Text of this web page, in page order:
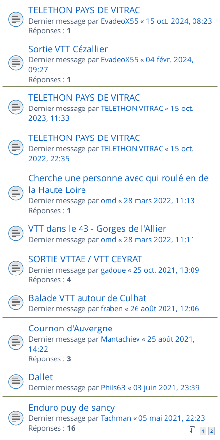
TELETHON PAYS DE VITRAC
Dernier message par EvadeoX55 « 15 oct. 2024, 08:23
Réponses : 1
Sortie VTT Cézallier
Dernier message par EvadeoX55 « 04 févr. 2024,
09:27
Réponses : 1
TELETHON PAYS DE VITRAC
Dernier message par TELETHON VITRAC « 15 oct.
2023, 11:33
TELETHON PAYS DE VITRAC
Dernier message par TELETHON VITRAC « 15 oct.
2022, 22:35
Cherche une personne avec qui roulé en de
la Haute Loire
Dernier message par omd « 28 mars 2022, 11:13
Réponses : 1
VTT dans le 43 - Gorges de l'Allier
Dernier message par omd « 28 mars 2022, 11:11
SORTIE VTTAE / VTT CEYRAT
Dernier message par gadoue « 25 oct. 2021, 13:09
Réponses : 4
Balade VTT autour de Culhat
Dernier message par fraben « 26 août 2021, 12:06
Cournon d'Auvergne
Dernier message par Mantachiev « 25 août 2021,
14:22
Réponses : 3
Dallet
Dernier message par Phils63 « 03 juin 2021, 23:39
Enduro puy de sancy
Dernier message par Tachman « 05 mai 2021, 22:23
Réponses : 16 1 2